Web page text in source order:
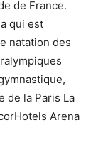
de France.
qui est
natation des
de la Paris La
Arena